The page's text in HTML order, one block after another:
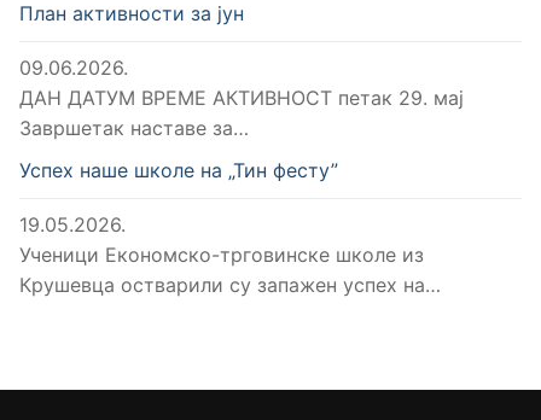
План активности за јун
09.06.2026.
ДАН ДАТУМ ВРЕМЕ АКТИВНОСТ петак 29. мај
Завршетак наставе за…
Успех наше школе на „Тин фесту”
19.05.2026.
Ученици Економско-трговинске школе из
Крушевца остварили су запажен успех на…